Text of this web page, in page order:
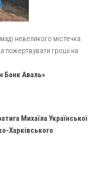
сестер Згромадження
Дім Милосердя
Сестер Чину
здоров’я
невеликого містечка
пожертвувати гроші на
Банк Аваль»
Михаїла Української
Харківського